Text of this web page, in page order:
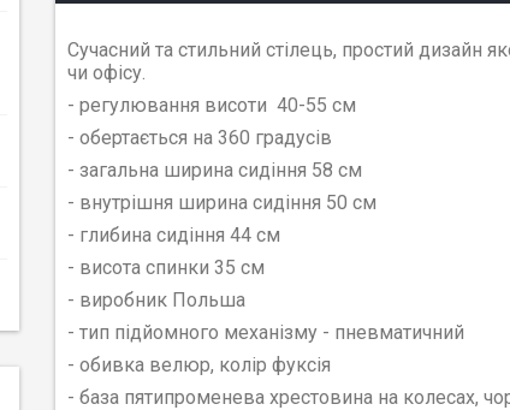
Сучасний та стильний стілець, простий дизайн
чи офісу.
- регулювання висоти 40-55 см
- обертається на 360 градусів
- загальна ширина сидіння 58 см
- внутрішня ширина сидіння 50 см
- глибина сидіння 44 см
- висота спинки 35 см
- виробник Польша
- тип підйомного механізму - пневматичний
- обивка велюр, колір фуксія
- база пятипроменева хрестовина на колесах,